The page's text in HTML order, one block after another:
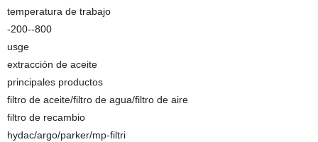
temperatura de trabajo
-200--800
usge
extracción de aceite
principales productos
filtro de aceite/filtro de agua/filtro de aire
filtro de recambio
hydac/argo/parker/mp-filtri